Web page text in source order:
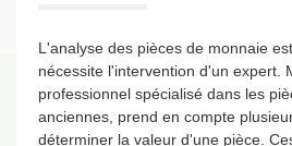
L'analyse des pièces de monnaie
nécessite l'intervention d'un expert.
professionnel spécialisé dans les
anciennes, prend en compte
déterminer la valeur d'une pièce.